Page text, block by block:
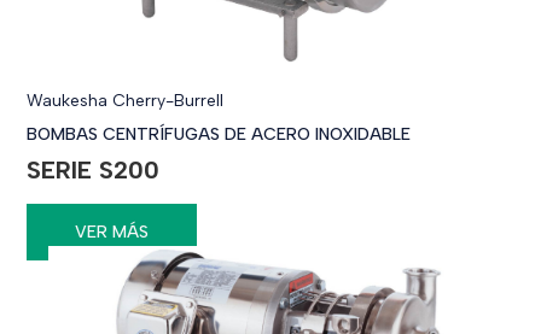
Waukesha Cherry-Burrell
BOMBAS CENTRÍFUGAS DE ACERO INOXIDABLE
SERIE S200
VER MÁS